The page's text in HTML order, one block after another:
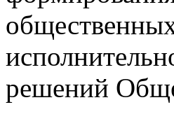
решений